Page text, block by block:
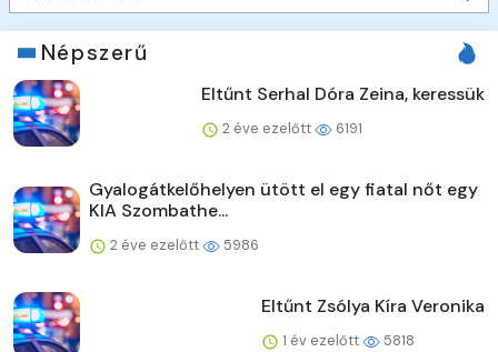
Népszerű
Eltűnt Serhal Dóra Zeina, keressük
2 éve ezelőtt 6191
Gyalogátkelőhelyen ütött el egy fiatal nőt egy
KIA Szombathe...
2 éve ezelőtt 5986
Eltűnt Zsólya Kíra Veronika
1 év ezelőtt 5818